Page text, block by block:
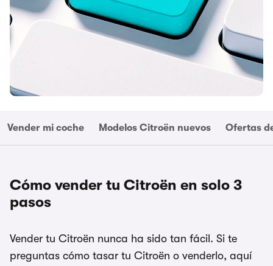
Vender mi coche Modelos Citroën nuevos Ofertas
Cómo vender tu Citroën en solo 3
pasos
Vender tu Citroën nunca ha sido tan fácil. Si te
preguntas cómo tasar tu Citroën o venderlo, aquí